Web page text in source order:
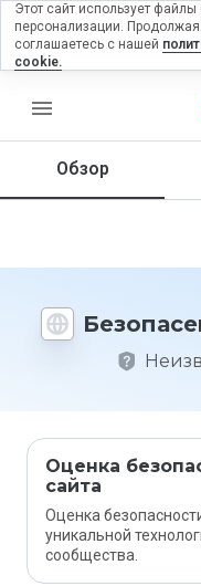
menu
Обзор
Оценка
сайта
Оценка
уникальной
сообщества.
на
Как бы
этот
1 до 5?
Этот сайт использует
персонализации.
соглашаетесь с нашей
cookie.